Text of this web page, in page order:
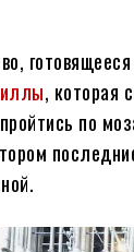
, которая
по